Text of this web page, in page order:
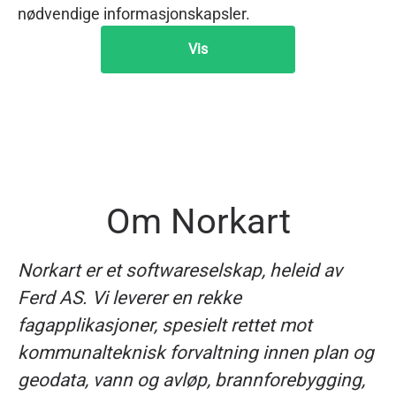
nødvendige informasjonskapsler.
Vis
Om Norkart
Norkart er et softwareselskap, heleid av
Ferd AS. Vi leverer en rekke
fagapplikasjoner, spesielt rettet mot
kommunalteknisk forvaltning innen plan og
geodata, vann og avløp, brannforebygging,